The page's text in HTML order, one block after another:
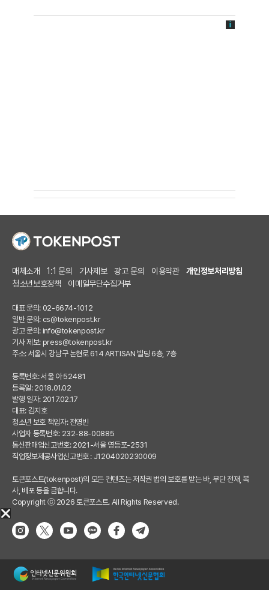
매체소개 1:1 문의 기사제보 광고 문의 이용약관
개인정보처리방침
청소년보호정책
이메일무단수집거부
대표 문의: 02-6674-1012
일반 문의: cs@tokenpost.kr
광고 문의: info@tokenpost.kr
기사 제보: press@tokenpost.kr
주소: 서울시 강남구 논현로 614 ARTISAN 빌딩 6층, 7층
등록번호: 서울 아 52481
등록일: 2018.01.02
발행 일자: 2017.02.17
대표: 김지호
청소년 보호 책임자: 전영빈
사업자 등록번호: 232-88-00885
통신판매업신고번호: 2021-서울 영등포-2531
직업정보제공사업신고번호 : J1204020230009
토큰포스트(tokenpost)의 모든 컨텐츠는 저작권 법의 보호를 받는 바, 무단 전재, 복
사, 배포 등을 금합니다.
Copyright ⓒ 2026 토큰포스트. All Rights Reserved.